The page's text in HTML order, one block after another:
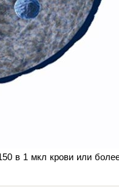
в 1 мкл крови или